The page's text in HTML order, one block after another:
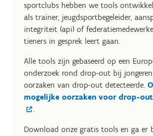
sportclubs hebben we tools
als trainer, jeugdsportbegeleider,
integriteit (api) of
tieners in gesprek leert gaan.
Alle tools zijn gebaseerd op een
onderzoek rond drop-out bij
oorzaken van drop-out detecteerde.
mogelijke oorzaken voor drop-
.
Download onze gratis tools en ga er